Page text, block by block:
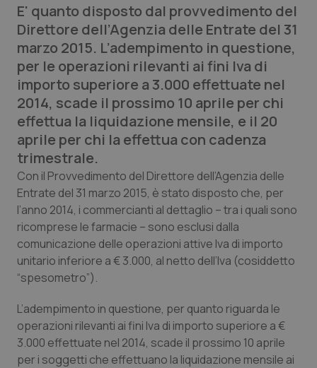
Lettere al direttore
Edizioni Regionali
QS Pro
Professionisti Sanitari.AI
Abruzzo
Basilicata
Calabria
Campania
Emilia-Romagna
Friuli Venezia Giulia
QS Pro Gold
Artrite & artrosi
Asma & BPCO
Car-T
Colesterolo & coronaropatie
Dermatite Atopica
QS Club Newsletter
E' quanto disposto dal provvedimento del
Direttore dell’Agenzia delle Entrate del 31
marzo 2015. L’adempimento in questione,
per le operazioni rilevanti ai fini Iva di
importo superiore a 3.000 effettuate nel
2014, scade il prossimo 10 aprile per chi
effettua la liquidazione mensile, e il 20
aprile per chi la effettua con cadenza
trimestrale.
Con il Provvedimento del Direttore dell’Agenzia delle
Entrate del 31 marzo 2015, è stato disposto che, per
l’anno 2014, i commercianti al dettaglio – tra i quali sono
ricomprese le farmacie – sono esclusi dalla
comunicazione delle operazioni attive Iva di importo
unitario inferiore a € 3.000, al netto dell’Iva (cosiddetto
“spesometro”).
L’adempimento in questione, per quanto riguarda le
operazioni rilevanti ai fini Iva di importo superiore a €
3.000 effettuate nel 2014, scade il prossimo 10 aprile
per i soggetti che effettuano la liquidazione mensile ai